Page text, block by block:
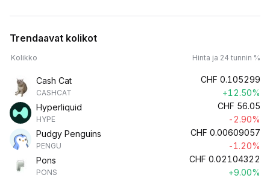
Trendaavat kolikot
Kolikko Hinta ja 24 tunnin %
Cash Cat
CASHCAT
CHF 0.105299
+12.50%
Hyperliquid
HYPE
CHF 56.05
-2.90%
Pudgy Penguins
PENGU
CHF 0.00609057
-1.20%
Pons
PONS
CHF 0.02104322
+9.00%